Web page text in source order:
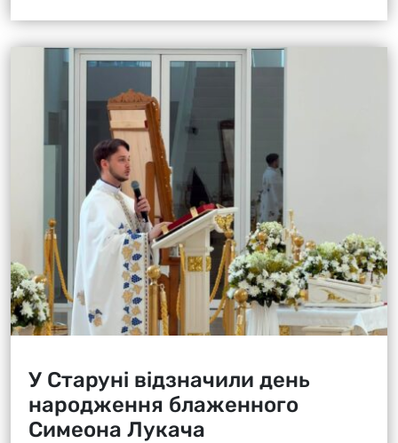
У Старуні відзначили день
народження блаженного
Симеона Лукача